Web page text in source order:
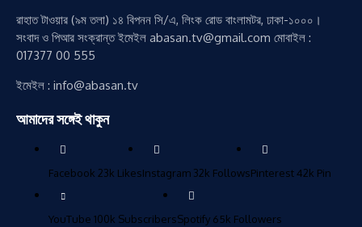
রাহাত টাওয়ার (৯ম তলা) ১৪ বিপনন সি/এ, লিংক রোড বাংলামটর, ঢাকা-১০০০।
সংবাদ ও পিআর সংক্রান্ত ইমেইল abasan.tv@gmail.com মোবাইল :
017377 00 555
ইমেইল : info@abasan.tv
আমাদের সঙ্গেই থাকুন
Facebook 23k LikesInstagram 32k FollowsPinterest42k Pin
YouTube 100k SubscribersSpotify 65k Followers